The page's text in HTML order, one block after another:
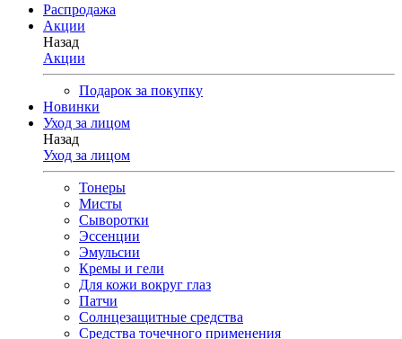
Распродажа
Акции
Назад
Акции
Подарок за покупку
Новинки
Уход за лицом
Назад
Уход за лицом
Тонеры
Мисты
Сыворотки
Эссенции
Эмульсии
Кремы и гели
Для кожи вокруг глаз
Патчи
Солнцезащитные средства
Средства точечного применения